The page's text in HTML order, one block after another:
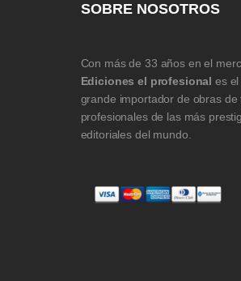
SOBRE NOSOTROS
Con más de 33 años en el
Ediciones el profesional es
grande importador de obras de
profesionales de las más
editoriales del mundo.